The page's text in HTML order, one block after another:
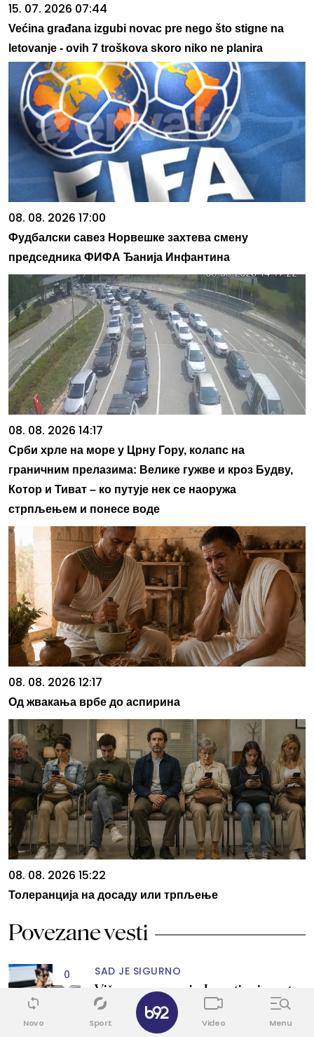
15. 07. 2026 07:44
Većina građana izgubi novac pre nego što stigne na
letovanje - ovih 7 troškova skoro niko ne planira
08. 08. 2026 17:00
Фудбалски савез Норвешке захтева смену
председника ФИФА Ђанија Инфантина
08. 08. 2026 14:17
Срби хрле на море у Црну Гору, колапс на
граничним прелазима: Велике гужве и кроз Будву,
Котор и Тиват – ко путује нек се наоружа
стрпљењем и понесе воде
08. 08. 2026 12:17
Од жвакања врбе до аспирина
08. 08. 2026 15:22
Толеранција на досаду или трпљење
Povezane vesti
0 SAD JE SIGURNO
Više nema sumnje: Lepotica iz sveta
Formule 1 pokazala trudnički stomak
FOTO
Novo Sport Video Menu
✕